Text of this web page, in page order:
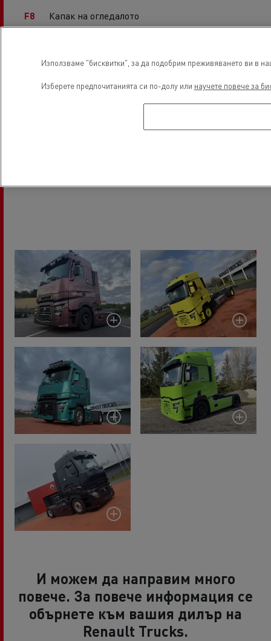
F8 Капак на огледалото
Дръжки
Извод за твърд теглич
И можем да направим много
повече. За повече информация се
обърнете към вашия дилър на
Renault Trucks.
Използваме "бисквитки", за да подобрим преживяването ви в
Изберете предпочитанията си по-долу или научете повече за